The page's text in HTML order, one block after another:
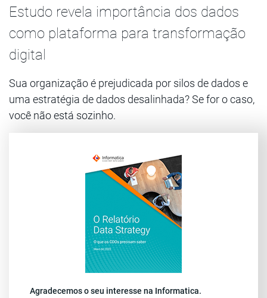
Estudo revela importância dos dados
como plataforma para transformação
digital
Sua organização é prejudicada por silos de dados e
uma estratégia de dados desalinhada? Se for o caso,
você não está sozinho.
Agradecemos o seu interesse na Informatica.